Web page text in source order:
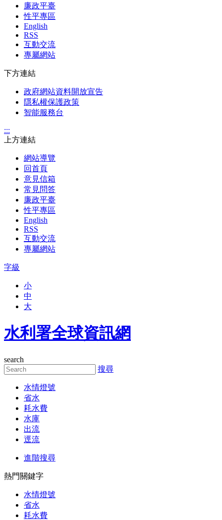
廉政平臺
性平專區
English
RSS
互動交流
專屬網站
下方連結
政府網站資料開放宣告
隱私權保護政策
智能服務台
:::
上方連結
網站導覽
回首頁
意見信箱
常見問答
廉政平臺
性平專區
English
RSS
互動交流
專屬網站
字級
小
中
大
水利署全球資訊網
search
搜尋
水情燈號
省水
耗水費
水庫
出流
逕流
進階搜尋
熱門關鍵字
水情燈號
省水
耗水費